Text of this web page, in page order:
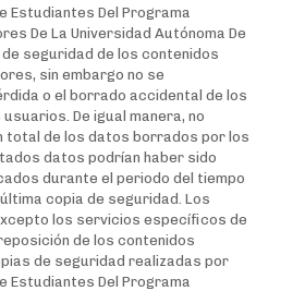
Estudiantes Del Programa
De La Universidad Autónoma De
seguridad de los contenidos
sin embargo no se
o el borrado accidental de los
De igual manera, no
total de los datos borrados por los
datos podrían haber sido
durante el periodo del tiempo
copia de seguridad. Los
los servicios específicos de
de los contenidos
de seguridad realizadas por
Estudiantes Del Programa